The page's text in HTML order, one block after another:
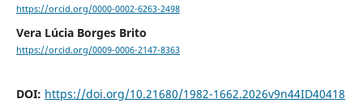
https://orcid.org/0000-0002-6263-2498
Vera Lúcia Borges Brito
https://orcid.org/0009-0006-2147-8363
DOI: https://doi.org/10.21680/1982-1662.2026v9n44ID40418